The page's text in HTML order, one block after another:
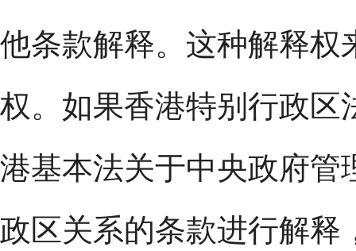
他条款解释。这种解释权
权。如果香港特别行政区
港基本法关于中央政府管
政区关系的条款进行解释